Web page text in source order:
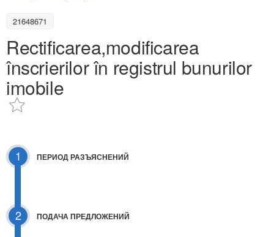
21648671
Rectificarea,modificarea
înscrierilor în registrul bunurilor
imobile
1 ПЕРИОД РАЗЪЯСНЕНИЙ
2 ПОДАЧА ПРЕДЛОЖЕНИЙ